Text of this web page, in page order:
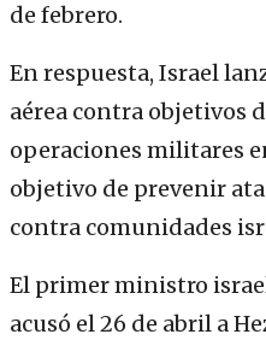
de febrero.
En respuesta, Israel
aérea contra objetivos
operaciones militares
objetivo de prevenir
contra comunidades
El primer ministro
acusó el 26 de abril a